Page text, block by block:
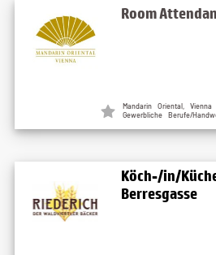
Room
Mandarin Oriental,
Gewerbliche Berufe/
Köch-/in/
Berresgasse